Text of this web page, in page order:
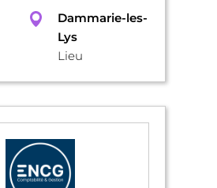
Dammarie-les-
Lys
Lieu